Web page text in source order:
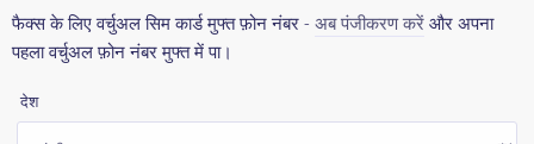
फैक्स के लिए वर्चुअल सिम कार्ड मुफ्त फ़ोन नंबर - अब पंजीकरण करें और अपना
पहला वर्चुअल फ़ोन नंबर मुफ्त में पा।
देश